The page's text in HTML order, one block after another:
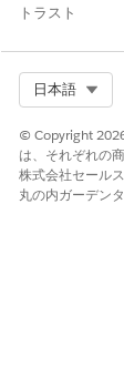
トラスト
日本語
© Copyright
は、それぞれの
株式会社セール
丸の内ガーデン